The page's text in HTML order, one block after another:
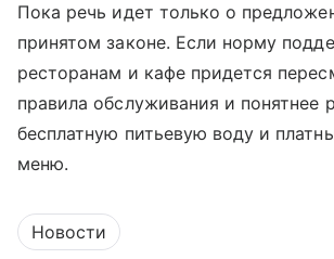
Пока речь идет только о
принятом законе. Если норму
ресторанам и кафе придется
правила обслуживания и понятнее
бесплатную питьевую воду и
меню.
Новости